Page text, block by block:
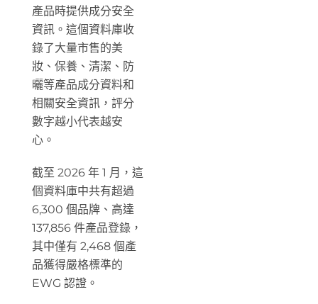
產品時提供成分安全
資訊。這個資料庫收
錄了大量市售的美
妝、保養、清潔、防
曬等產品成分資料和
相關安全資訊，評分
數字越小代表越安
心。
截至 2026 年 1 月，這
個資料庫中共有超過
6,300 個品牌、高達
137,856 件產品登錄，
其中僅有 2,468 個產
品獲得嚴格標準的
EWG 認證。